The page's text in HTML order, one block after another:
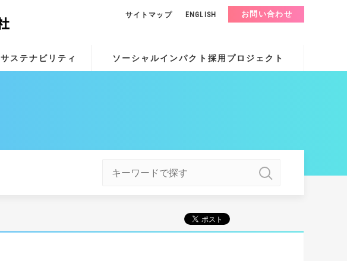
サステナビリティ ソーシャルインパクト採用プロジェクト
サイトマップ ENGLISH お問い合わせ